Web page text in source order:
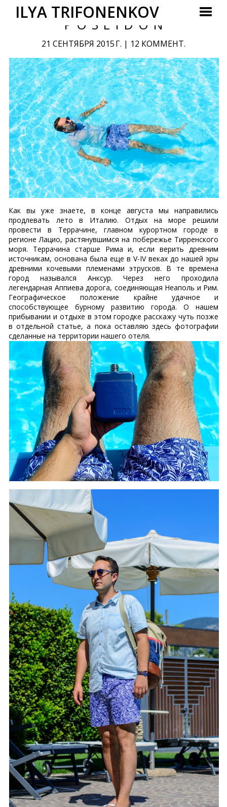
POSEIDON
21 СЕНТЯБРЯ 2015 Г. | 12 КОММЕНТ.
Как вы уже знаете, в конце августа мы направились
продлевать лето в Италию. Отдых на море решили
провести в Террачине, главном курортном городе в
регионе Лацио, растянувшимся на побережье Тирренского
моря. Террачина старше Рима и, если верить древним
источникам, основана была еще в V-IV веках до нашей эры
древними кочевыми племенами этрусков. В те времена
город назывался Анксур. Через него проходила
легендарная Аппиева дорога, соединяющая Неаполь и Рим.
Географическое положение крайне удачное и
способствующее бурному развитию города. О нашем
прибывании и отдыхе в этом городке расскажу чуть позже
в отдельной статье, а пока оставляю здесь фотографии
сделанные на территории нашего отеля.
ILYA TRIFONENKOV